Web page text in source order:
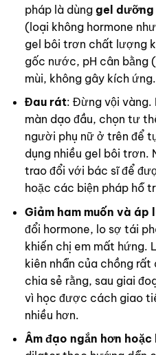
pháp là dùng gel dưỡng
(loại không hormone
gel bôi trơn chất lượng
gốc nước, pH cân
mùi, không gây kích ứng.
Đau rát: Đừng vội vàng.
màn dạo đầu, chọn tư
người phụ nữ ở trên để
dụng nhiều gel bôi trơn.
trao đổi với bác sĩ để
hoặc các biện pháp hỗ
Giảm ham muốn và áp
đổi hormone, lo sợ tái
khiến chị em mất hứng.
kiên nhẫn của chồng rất
chia sẻ rằng, sau giai
vì học được cách giao
nhiều hơn.
Âm đạo ngắn hơn hoặc